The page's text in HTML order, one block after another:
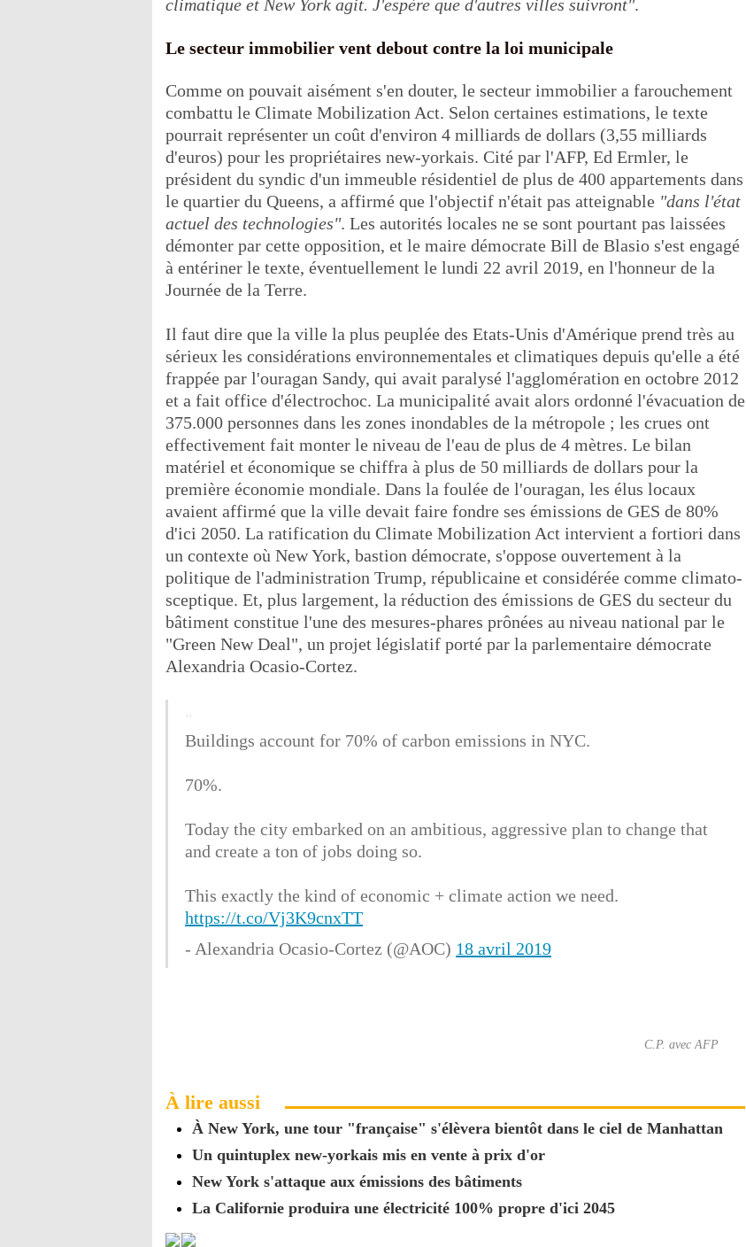
climatique et New York agit. J'espère que d'autres villes suivront".
Le secteur immobilier vent debout contre la loi municipale
Comme on pouvait aisément s'en douter, le secteur immobilier a farouchement
combattu le Climate Mobilization Act. Selon certaines estimations, le texte
pourrait représenter un coût d'environ 4 milliards de dollars (3,55 milliards
d'euros) pour les propriétaires new-yorkais. Cité par l'AFP, Ed Ermler, le
président du syndic d'un immeuble résidentiel de plus de 400 appartements dans
le quartier du Queens, a affirmé que l'objectif n'était pas atteignable "dans l'état
actuel des technologies". Les autorités locales ne se sont pourtant pas laissées
démonter par cette opposition, et le maire démocrate Bill de Blasio s'est engagé
à entériner le texte, éventuellement le lundi 22 avril 2019, en l'honneur de la
Journée de la Terre.
Il faut dire que la ville la plus peuplée des Etats-Unis d'Amérique prend très au
sérieux les considérations environnementales et climatiques depuis qu'elle a été
frappée par l'ouragan Sandy, qui avait paralysé l'agglomération en octobre 2012
et a fait office d'électrochoc. La municipalité avait alors ordonné l'évacuation de
375.000 personnes dans les zones inondables de la métropole ; les crues ont
effectivement fait monter le niveau de l'eau de plus de 4 mètres. Le bilan
matériel et économique se chiffra à plus de 50 milliards de dollars pour la
première économie mondiale. Dans la foulée de l'ouragan, les élus locaux
avaient affirmé que la ville devait faire fondre ses émissions de GES de 80%
d'ici 2050. La ratification du Climate Mobilization Act intervient a fortiori dans
un contexte où New York, bastion démocrate, s'oppose ouvertement à la
politique de l'administration Trump, républicaine et considérée comme climato-
sceptique. Et, plus largement, la réduction des émissions de GES du secteur du
bâtiment constitue l'une des mesures-phares prônées au niveau national par le
"Green New Deal", un projet législatif porté par la parlementaire démocrate
Alexandria Ocasio-Cortez.
Buildings account for 70% of carbon emissions in NYC.
70%.
Today the city embarked on an ambitious, aggressive plan to change that
and create a ton of jobs doing so.
This exactly the kind of economic + climate action we need.
https://t.co/Vj3K9cnxTT
- Alexandria Ocasio-Cortez (@AOC) 18 avril 2019
C.P. avec AFP
À lire aussi
À New York, une tour "française" s'élèvera bientôt dans le ciel de Manhattan
Un quintuplex new-yorkais mis en vente à prix d'or
New York s'attaque aux émissions des bâtiments
La Californie produira une électricité 100% propre d'ici 2045